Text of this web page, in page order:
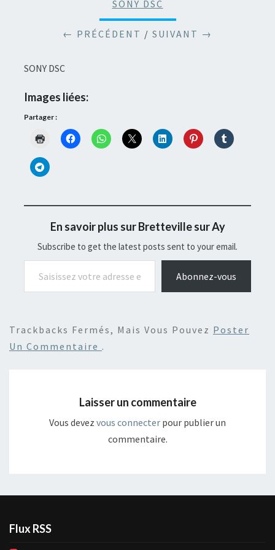
SONY DSC
← PRÉCÉDENT / SUIVANT →
SONY DSC
Images liées:
Partager :
En savoir plus sur Bretteville sur Ay
Subscribe to get the latest posts sent to your email.
Saisissez votre adresse e-mail…
Abonnez-vous
Trackbacks Fermés, Mais Vous Pouvez Poster
Un Commentaire .
Laisser un commentaire
Vous devez vous connecter pour publier un
commentaire.
Flux RSS